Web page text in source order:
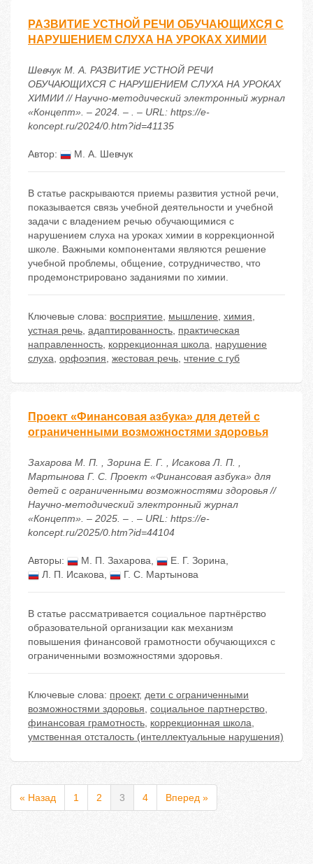
РАЗВИТИЕ УСТНОЙ РЕЧИ ОБУЧАЮЩИХСЯ С
НАРУШЕНИЕМ СЛУХА НА УРОКАХ ХИМИИ
Шевчук М. А. РАЗВИТИЕ УСТНОЙ РЕЧИ
ОБУЧАЮЩИХСЯ С НАРУШЕНИЕМ СЛУХА НА УРОКАХ
ХИМИИ // Научно-методический электронный журнал
«Концепт». – 2024. – . – URL: https://e-
koncept.ru/2024/0.htm?id=41135
Автор: М. А. Шевчук
В статье раскрываются приемы развития устной речи,
показывается связь учебной деятельности и учебной
задачи с владением речью обучающимися с
нарушением слуха на уроках химии в коррекционной
школе. Важными компонентами являются решение
учебной проблемы, общение, сотрудничество, что
продемонстрировано заданиями по химии.
Ключевые слова: восприятие, мышление, химия,
устная речь, адаптированность, практическая
направленность, коррекционная школа, нарушение
слуха, орфоэпия, жестовая речь, чтение с губ
Проект «Финансовая азбука» для детей с
ограниченными возможностями здоровья
Захарова М. П. , Зорина Е. Г. , Исакова Л. П. ,
Мартынова Г. С. Проект «Финансовая азбука» для
детей с ограниченными возможностями здоровья //
Научно-методический электронный журнал
«Концепт». – 2025. – . – URL: https://e-
koncept.ru/2025/0.htm?id=44104
Авторы: М. П. Захарова, Е. Г. Зорина,
Л. П. Исакова, Г. С. Мартынова
В статье рассматривается социальное партнёрство
образовательной организации как механизм
повышения финансовой грамотности обучающихся с
ограниченными возможностями здоровья.
Ключевые слова: проект, дети с ограниченными
возможностями здоровья, социальное партнерство,
финансовая грамотность, коррекционная школа,
умственная отсталость (интеллектуальные нарушения)
« Назад 1 2 3 4 Вперед »